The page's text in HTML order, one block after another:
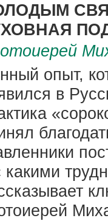
опыт,
в
какими